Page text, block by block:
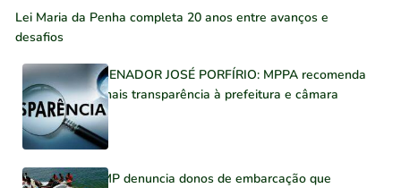
Lei Maria da Penha completa 20 anos entre avanços e
desafios
SENADOR JOSÉ PORFÍRIO: MPPA recomenda
mais transparência à prefeitura e câmara
MP denuncia donos de embarcação que